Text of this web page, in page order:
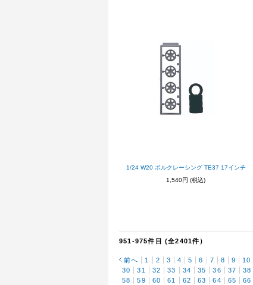
1/24 W20 ボルクレーシング TE37 17インチ
1,540円 (税込)
951-975件目 (全2401件）
前へ 1 2 3 4 5 6 7 8 9 10
30
31 32 33 34 35 36 37 38
58
59 60 61 62 63 64 65 66